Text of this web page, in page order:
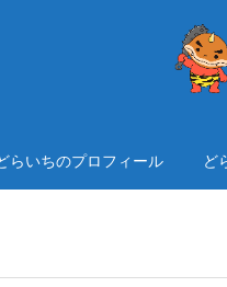
らいちのプロフィール ど